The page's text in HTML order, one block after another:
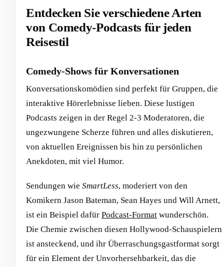
Entdecken Sie verschiedene Arten
von Comedy-Podcasts für jeden
Reisestil
Comedy-Shows für Konversationen
Konversationskomödien sind perfekt für Gruppen, die
interaktive Hörerlebnisse lieben. Diese lustigen
Podcasts zeigen in der Regel 2-3 Moderatoren, die
ungezwungene Scherze führen und alles diskutieren,
von aktuellen Ereignissen bis hin zu persönlichen
Anekdoten, mit viel Humor.
Sendungen wie SmartLess, moderiert von den
Komikern Jason Bateman, Sean Hayes und Will Arnett,
ist ein Beispiel dafür Podcast-Format wunderschön.
Die Chemie zwischen diesen Hollywood-Schauspielern
ist ansteckend, und ihr Überraschungsgastformat sorgt
für ein Element der Unvorhersehbarkeit, das die